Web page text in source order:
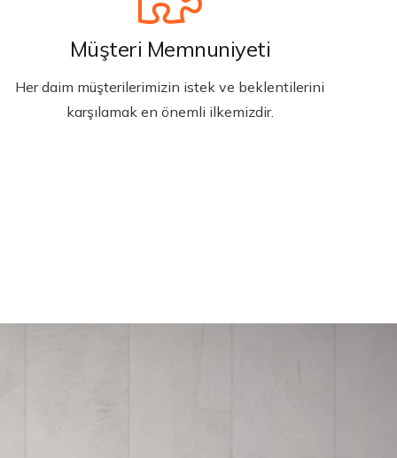
Müşteri Memnuniyeti
Her daim müşterilerimizin istek ve beklentilerini
karşılamak en önemli ilkemizdir.